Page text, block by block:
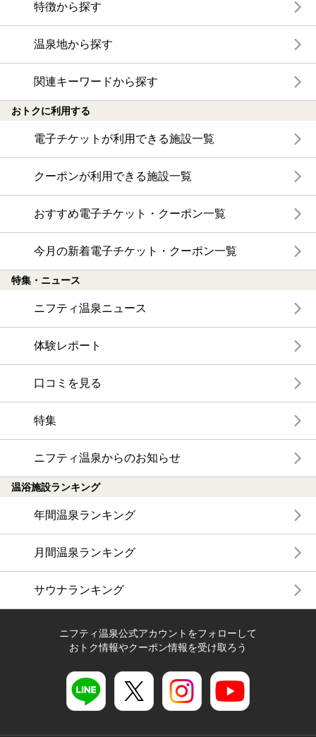
特徴から探す
温泉地から探す
関連キーワードから探す
おトクに利用する
電子チケットが利用できる施設一覧
クーポンが利用できる施設一覧
おすすめ電子チケット・クーポン一覧
今月の新着電子チケット・クーポン一覧
特集・ニュース
ニフティ温泉ニュース
体験レポート
口コミを見る
特集
ニフティ温泉からのお知らせ
温浴施設ランキング
年間温泉ランキング
月間温泉ランキング
サウナランキング
ニフティ温泉公式アカウントをフォローして
おトク情報やクーポン情報を受け取ろう